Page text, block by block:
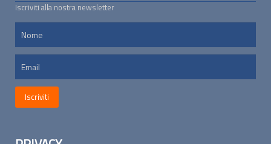
Iscriviti alla nostra newsletter